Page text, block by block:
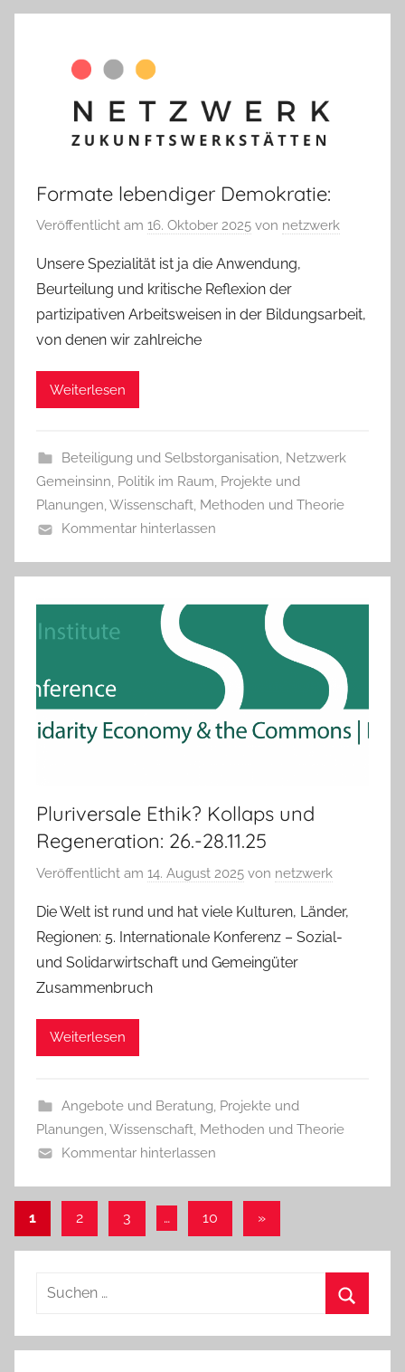
Formate lebendiger Demokratie:
Veröffentlicht am 16. Oktober 2025 von netzwerk
Unsere Spezialität ist ja die Anwendung,
Beurteilung und kritische Reflexion der
partizipativen Arbeitsweisen in der Bildungsarbeit,
von denen wir zahlreiche
Weiterlesen
Beteiligung und Selbstorganisation, Netzwerk
Gemeinsinn, Politik im Raum, Projekte und
Planungen,Wissenschaft, Methoden und Theorie
Kommentar hinterlassen
Pluriversale Ethik? Kollaps und
Regeneration: 26.-28.11.25
Veröffentlicht am 14. August 2025 von netzwerk
Die Welt ist rund und hat viele Kulturen, Länder,
Regionen: 5. Internationale Konferenz – Sozial-
und Solidarwirtschaft und Gemeingüter
Zusammenbruch
Weiterlesen
Angebote und Beratung, Projekte und
Planungen,Wissenschaft, Methoden und Theorie
Kommentar hinterlassen
Seitennummerierung
der
Beiträge
1 2 3 … 10
Nächste
»
Suchen